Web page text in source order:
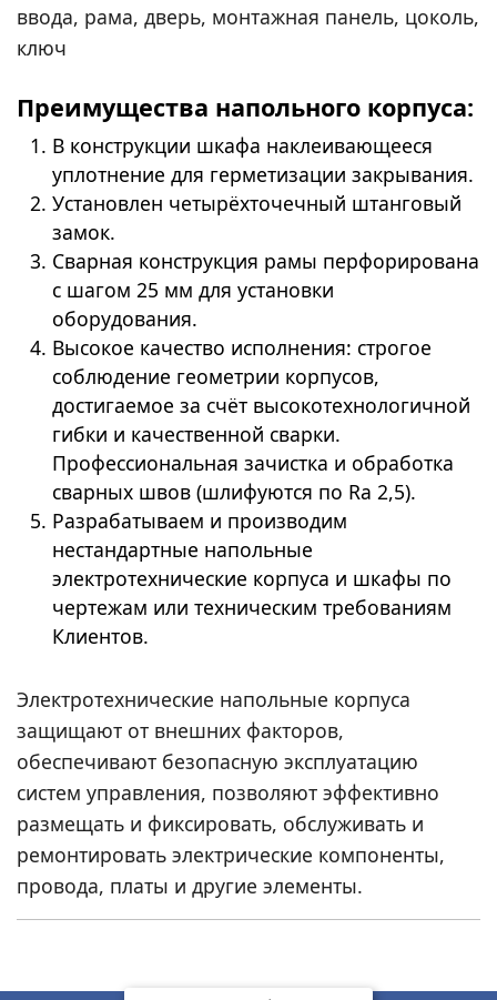
ввода, рама, дверь, монтажная панель, цоколь,
ключ
Преимущества напольного корпуса:
В конструкции шкафа наклеивающееся
уплотнение для герметизации закрывания.
Установлен четырёхточечный штанговый
замок.
Сварная конструкция рамы перфорирована
с шагом 25 мм для установки
оборудования.
Высокое качество исполнения: строгое
соблюдение геометрии корпусов,
достигаемое за счёт высокотехнологичной
гибки и качественной сварки.
Профессиональная зачистка и обработка
сварных швов (шлифуются по Ra 2,5).
Разрабатываем и производим
нестандартные напольные
электротехнические корпуса и шкафы по
чертежам или техническим требованиям
Клиентов.
Электротехнические напольные корпуса
защищают от внешних факторов,
обеспечивают безопасную эксплуатацию
систем управления, позволяют эффективно
размещать и фиксировать, обслуживать и
ремонтировать электрические компоненты,
провода, платы и другие элементы.